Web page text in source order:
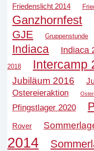
Friedenslicht 2014
Ganzhornfest
GJE Gruppenstunde
Indiaca Indiaca
2018 Intercamp
Jubiläum 2016
Ostereieraktion
Pfingstlager 2020
Rover
2014